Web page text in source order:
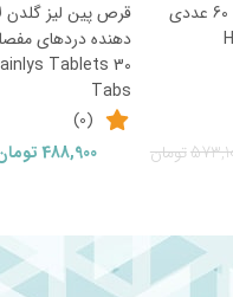
قرص کلمگزینک هلث اید 60 عددی
تومانقیمت
بود.
قیمت
قرص پین لیز
Tablets 30
Tabs
(0)
488,900